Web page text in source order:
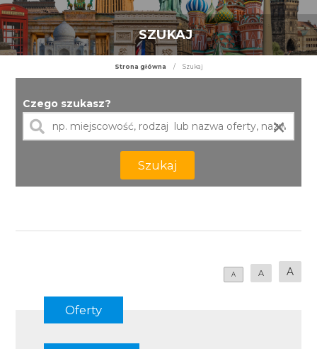
SZUKAJ
Strona główna / Szukaj
Czego szukasz?
×
Szukaj
A A A
Oferty